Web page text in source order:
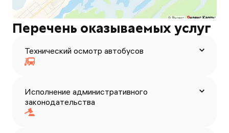
Перечень оказываемых услуг
Технический осмотр автобусов
Исполнение административного
законодательства